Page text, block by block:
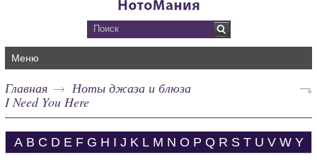
Меню
Главная
Ноты джаза и блюза
I Need You Here
A B C D E F G H I J K L M N O P Q R S T U V W Y